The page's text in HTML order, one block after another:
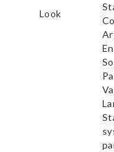
Look